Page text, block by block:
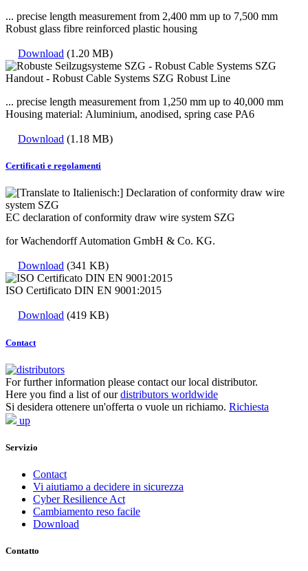
... precise length measurement from 2,400 mm up to 7,500 mm
Robust glass fibre reinforced plastic housing
Download (1.20 MB)
Handout - Robust Cable Systems SZG Robust Line
... precise length measurement from 1,250 mm up to 40,000 mm
​​​​​​​Housing material: Aluminium, anodised, spring case PA6
Download (1.18 MB)
Certificati e regolamenti
EC declaration of conformity draw wire system SZG
for Wachendorff Automation GmbH & Co. KG.
Download (341 KB)
ISO Certificato DIN EN 9001:2015
Download (419 KB)
Contact
For further information please contact our local distributor.
Here you find a list of ourdistributors worldwide
Si desidera ottenere un'offerta o vuole un richiamo. Richiesta
up
Servizio
Contact
Vi aiutiamo a decidere in sicurezza
Cyber Resilience Act
Cambiamento reso facile
Download
Contatto